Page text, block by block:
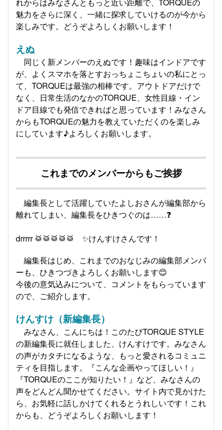
魅力をさらに深く、一緒に探求していけるのが今から
楽しみです。どうぞよろしくお願いします！
えぬ
同じく新メンバーのえぬです！趣味はインドアです
が、よくスマホを落とすおっちょこちょいの私にとっ
て、TORQUEは最強の相棒です。アウトドアだけで
なく、日常生活のなかのTORQUE、女性目線・イン
ドア目線でも発信できればと思っています！みなさん
からもTORQUEの魅力を教えていただくのを楽しみ
にしています♪よろしくお願いします。
これまでのメンバーからもご挨拶
編集長として活躍していたよしおさんが編集部から
離れてしまい、編集長をひきつぐのは……❓
drrrrr🥁🥁🥁🥁🥁 ✨けんすけさんです！
編集長はじめ、これまでのおなじみの編集部メンバ
ーも、ひきつづきよろしくお願いします😊
今後の意気込みについて、コメントをもらっています
ので、ご紹介します。
けんすけ（新編集長）
みなさん、こんにちは！このたびTORQUE STYLE
の新編集長に就任しました、けんすけです。みなさん
の声がカタチになるような、もっと愛されるコミュニ
ティを目指します。『こんな企画やってほしい！』
『TORQUEのここが知りたい！』など、みなさんの
声をどんどん聞かせてください。サイト内で見かけた
ら、お気軽に話しかけてくれるとうれしいです！これ
からも、どうぞよろしくお願いします！